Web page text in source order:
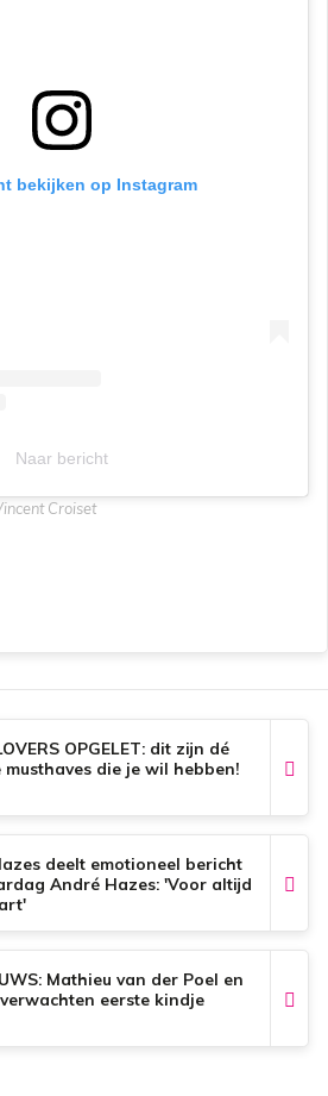
bekijken op Instagram
Naar bericht
Croiset
OPGELET: dit zijn dé
musthaves die je wil hebben!
deelt emotioneel bericht
André Hazes: 'Voor altijd
Mathieu van der Poel en
eerste kindje